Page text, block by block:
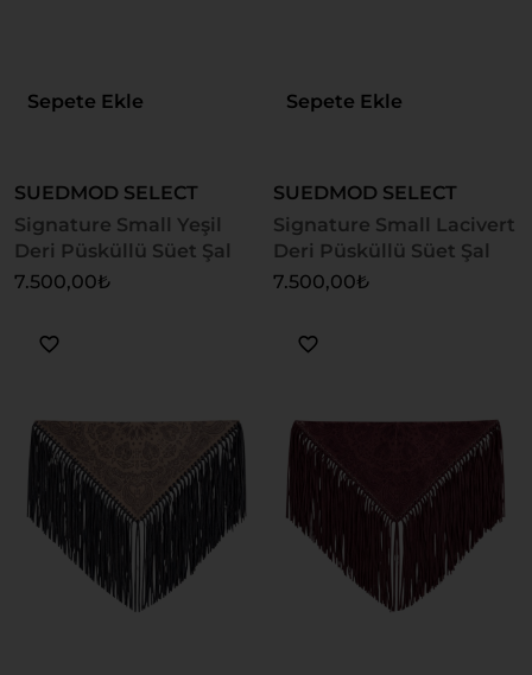
Sepete Ekle
SUEDMOD SELECT
Signature Small Yeşil
Deri Püsküllü Süet Şal
7.500,00₺
Sepete Ekle
SUEDMOD SELECT
Signature Small Lacivert
Deri Püsküllü Süet Şal
7.500,00₺